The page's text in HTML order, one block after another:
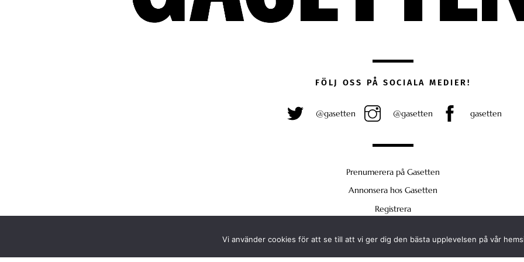
FÖLJ OSS PÅ SOCIALA MEDIER!
@gasetten @gasetten gasetten
Prenumerera på Gasetten
Annonsera hos Gasetten
Registrera
Vi använder cookies för att se till att vi ger dig den bästa upplevelsen på vår